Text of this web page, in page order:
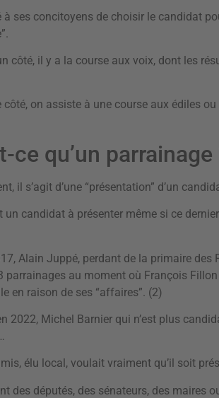
à ses concitoyens de choisir le candidat
côté, il y a la course aux voix, dont les
côté, on assiste à une course aux édiles
ce qu’un parrainage
il s’agit d’une “présentation” d’un
un candidat à présenter même si ce
Alain Juppé, perdant de la primaire
parrainages au moment où François
en raison de ses “affaires”. (2)
2022, Michel Barnier qui n’est plus
élu local, voulait vraiment qu’il soit
des députés, des sénateurs, des maires